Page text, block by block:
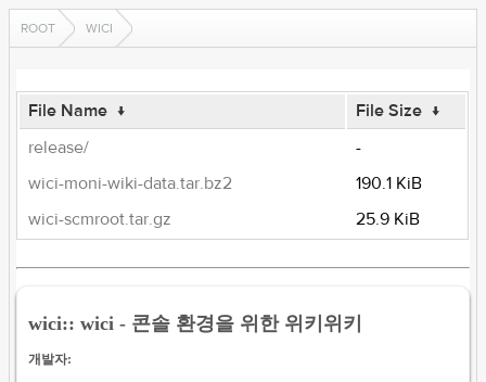
ROOT WICI
File Name ↓ File Size ↓
release/
-
wici-moni-wiki-data.tar.bz2
190.1 KiB
wici-scmroot.tar.gz
25.9 KiB
wici:: wici - 콘솔 환경을 위한 위키위키
개발자: